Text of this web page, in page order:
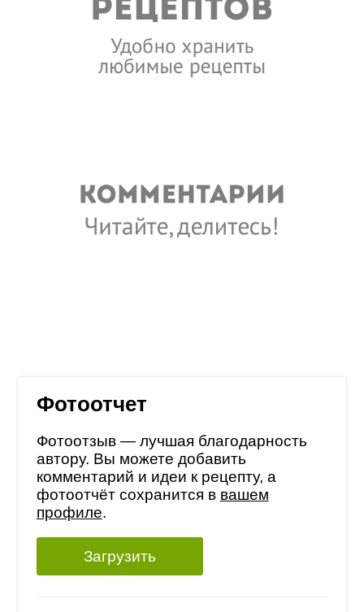
Фотоотчет
Фотоотзыв — лучшая благодарность
автору. Вы можете добавить
комментарий и идеи к рецепту, а
фотоотчёт сохранится в вашем
профиле.
Загрузить